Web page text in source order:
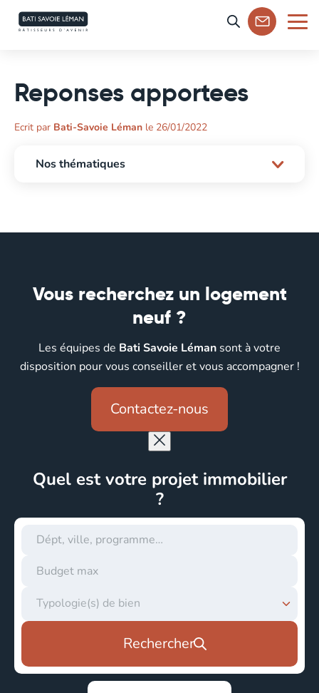
ouvrir
au
Reponses apportees
Ecrit par Bati-Savoie Léman le 26/01/2022
Nos thématiques
Vous recherchez un logement
neuf ?
Les équipes de Bati Savoie Léman sont à votre
disposition pour vous conseiller et vous accompagner !
Contactez-nous
Fermer
la
recherche
Quel est votre projet immobilier
?
Rechercher
par
zone
géographique
Budget
bien
Typologie(s) de bien
Rechercher